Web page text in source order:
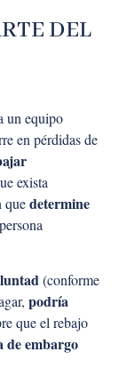
DEL
un equipo
en pérdidas de
exista
quedetermine
(conforme
podría
que el rebajo
de embargo